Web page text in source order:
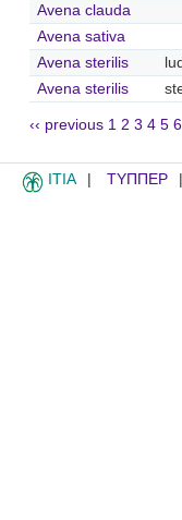
Avena clauda
Avena sativa
Avena sterilis
Avena sterilis
‹‹ previous 1 2 3 4 5 6
ITIA ΤΥΠΠΕΡ